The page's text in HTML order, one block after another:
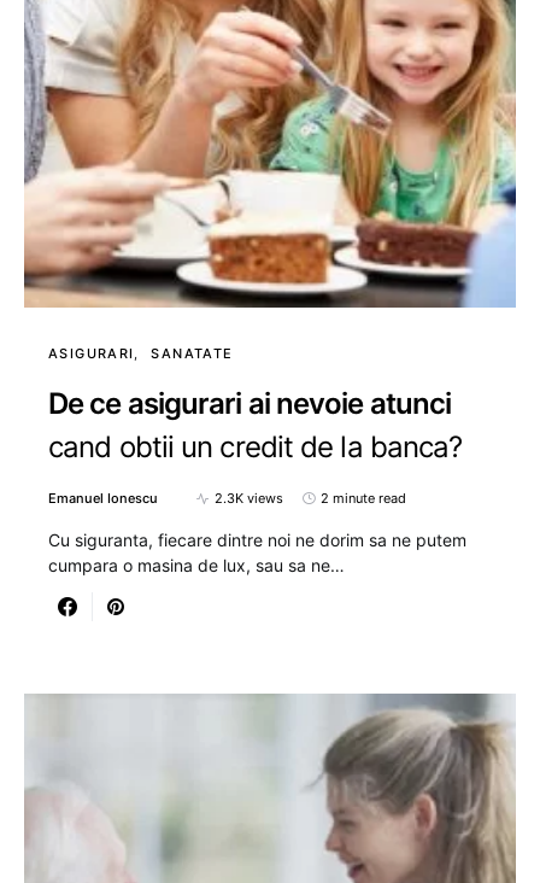
ASIGURARI SANATATE
De ce asigurari ai nevoie atunci
cand obtii un credit de la banca?
Emanuel Ionescu 2.3K views 2 minute read
Cu siguranta, fiecare dintre noi ne dorim sa ne putem
cumpara o masina de lux, sau sa ne…